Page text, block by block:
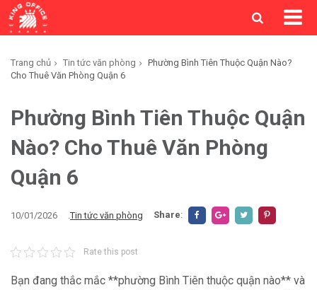
Trang chủ Tin tức văn phòng
Phường Bình Tiên Thuộc Quận Nào?
Cho Thuê Văn Phòng Quận 6
Phường Bình Tiên Thuộc Quận
Nào? Cho Thuê Văn Phòng
Quận 6
10/01/2026 .Tin tức văn phòng Share:
Rate this post
Bạn đang thắc mắc **phường Bình Tiên thuộc quận nào** và